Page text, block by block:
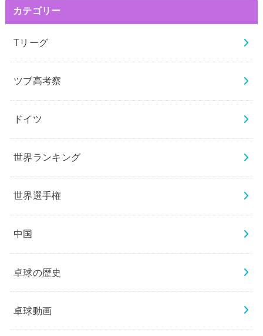
カテゴリー
Tリーグ
ツブ高考察
ドイツ
世界ランキング
世界選手権
中国
卓球の歴史
卓球動画